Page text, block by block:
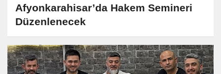
Afyonkarahisar’da Hakem Semineri
Düzenlenecek